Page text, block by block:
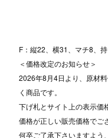
F：縦22、横31、マチ8、
＜価格改定のお知らせ＞
2026年8月4日より、原材
く商品です。
下げ札とサイト上の表示価
価格が正しい販売価格でご
何卒ご了承下さいますよう